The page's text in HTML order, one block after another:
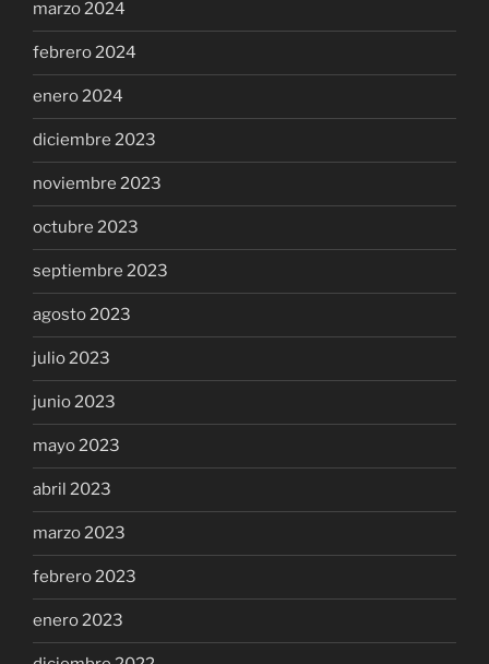
marzo 2024
febrero 2024
enero 2024
diciembre 2023
noviembre 2023
octubre 2023
septiembre 2023
agosto 2023
julio 2023
junio 2023
mayo 2023
abril 2023
marzo 2023
febrero 2023
enero 2023